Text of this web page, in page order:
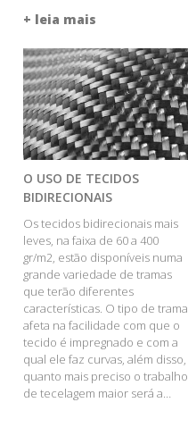
+ leia mais
O USO DE TECIDOS
BIDIRECIONAIS
Os tecidos bidirecionais mais
leves, na faixa de 60 a 400
gr/m2, estão disponíveis numa
grande variedade de tramas
que terão diferentes
características. O tipo de trama
afeta na facilidade com que o
tecido é impregnado e com a
qual ele faz curvas, além disso,
quanto mais preciso o trabalho
de tecelagem maior será a…